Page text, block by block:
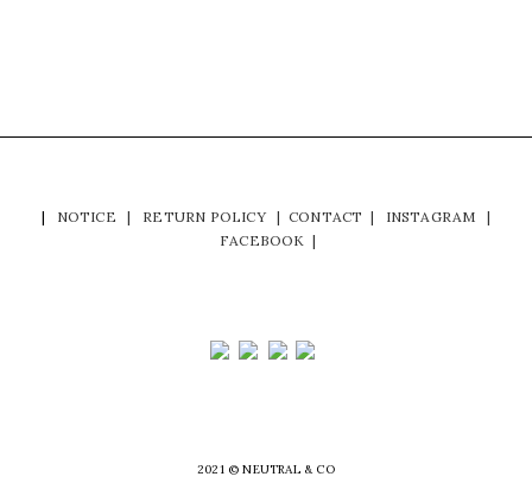
| NOTICE | RETURN POLICY | CONTACT | INSTAGRAM
|
FACEBOOK |
2021 © NEUTRAL & CO